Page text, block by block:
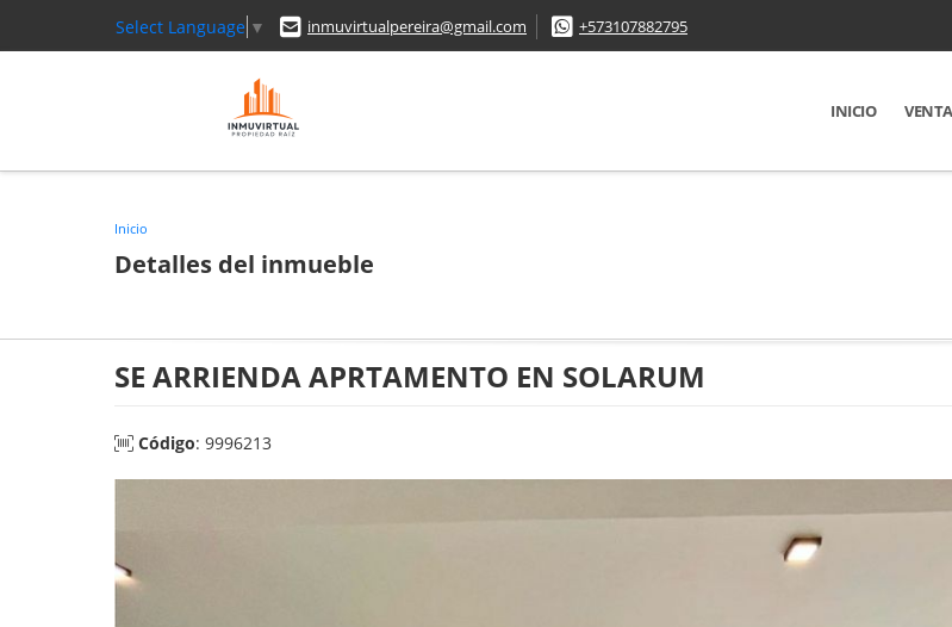
Select Language ▼ inmuvirtualpereira@gmail.com +573107882795
INICIO
Inicio
Detalles del inmueble
SE ARRIENDA APRTAMENTO EN SOLARUM
Código: 9996213